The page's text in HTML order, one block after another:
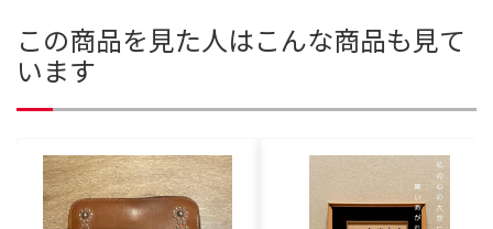
この商品を見た人はこんな商品も見て
います